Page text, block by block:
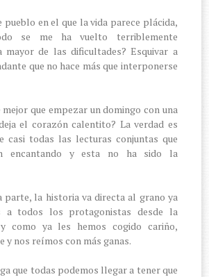
pueblo en el que la vida parece plácida,
se me ha vuelto terriblemente
mayor de las dificultades? Esquivar a
que no hace más que interponerse
mejor que empezar un domingo con una
el corazón calentito? La verdad es
casi todas las lecturas conjuntas que
encantando y esta no ha sido la
parte, la historia va directa al grano ya
a todos los protagonistas desde la
como ya les hemos cogido cariño,
y nos reímos con más ganas.
que todas podemos llegar a tener que